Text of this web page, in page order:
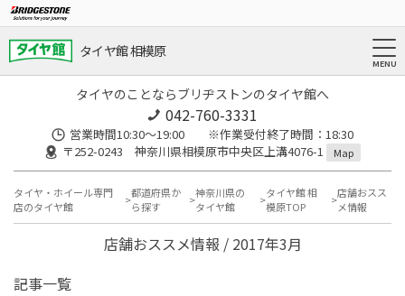
タイヤ館 相模原
タイヤのことならブリヂストンのタイヤ館へ
042-760-3331
営業時間10:30～19:00 ※作業受付終了時間：18:30
〒252-0243 神奈川県相模原市中央区上溝4076-1
Map
タイヤ・ホイール専門
店のタイヤ館
都道府県か
ら探す
神奈川県の
タイヤ館
タイヤ館 相
模原TOP
店舗おスス
メ情報
店舗おススメ情報 / 2017年3月
記事一覧